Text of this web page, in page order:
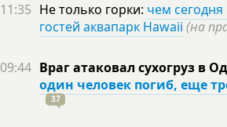
11:35 Не только горки: чем
гостей аквапарк Hawaii (на
09:44 Враг атаковал сухогруз в
один человек погиб, еще
37